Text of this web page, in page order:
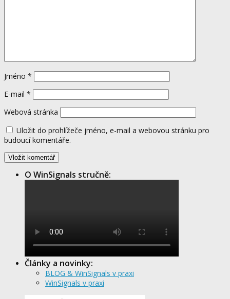
Jméno *
E-mail *
Webová stránka
Uložit do prohlížeče jméno, e-mail a webovou stránku pro
budoucí komentáře.
O WinSignals stručně:
Články a novinky:
BLOG & WinSignals v praxi
WinSignals v praxi